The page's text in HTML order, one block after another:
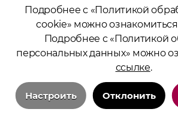
образования «Гродненский
№ 4141710567 от 04.01.2017
сайта возможно при условии
Положение о защите
Политика в отношении
Политика
Подробнее с «Политикой
cookie» можно
Подробнее с «Политикой
персональных данных» можно
ссылке.
Настроить Отклонить